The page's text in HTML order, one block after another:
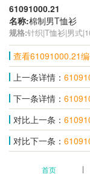
61091000.21
名称:棉制男T恤衫
规格:针织|T恤衫|男式
查看61091000.21
上一条详情：
下一条详情：
对比上一条：
对比下一条：
首页